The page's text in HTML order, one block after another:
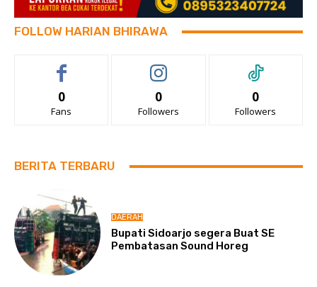
FOLLOW HARIAN BHIRAWA
0
Fans
0
Followers
0
Followers
BERITA TERBARU
DAERAH
Bupati Sidoarjo segera Buat SE
Pembatasan Sound Horeg